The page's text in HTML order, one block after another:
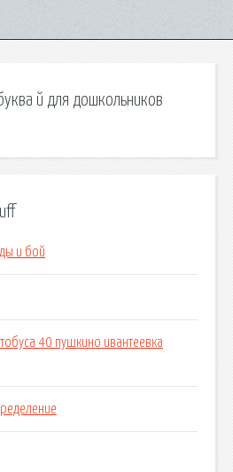
й для дошкольников
и бой
40 пушкино ивантеевка